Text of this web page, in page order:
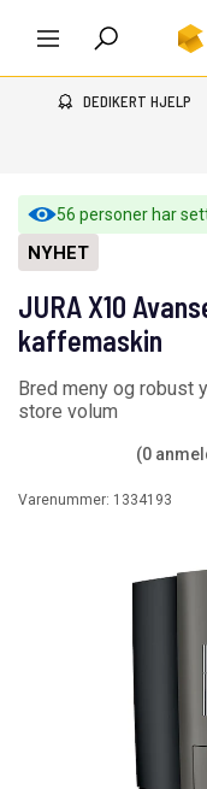
DEDIKERT HJELP
56 personer har
NYHET
JURA X10
kaffemaskin
Bred meny og robust
store volum
(0
Varenummer: 1334193